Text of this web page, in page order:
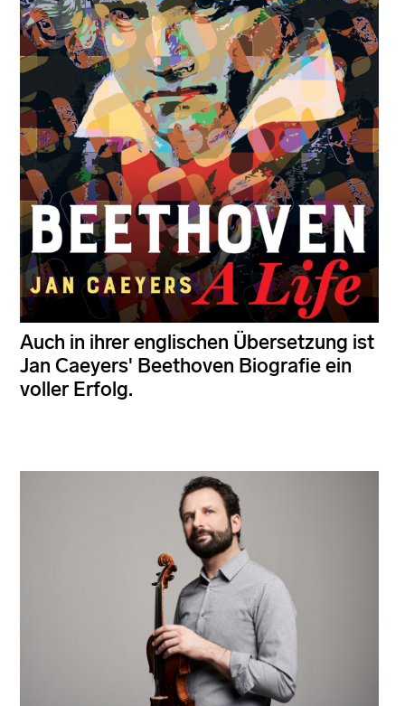
Auch in ihrer englischen Übersetzung ist
Jan Caeyers' Beethoven Biografie ein
voller Erfolg.